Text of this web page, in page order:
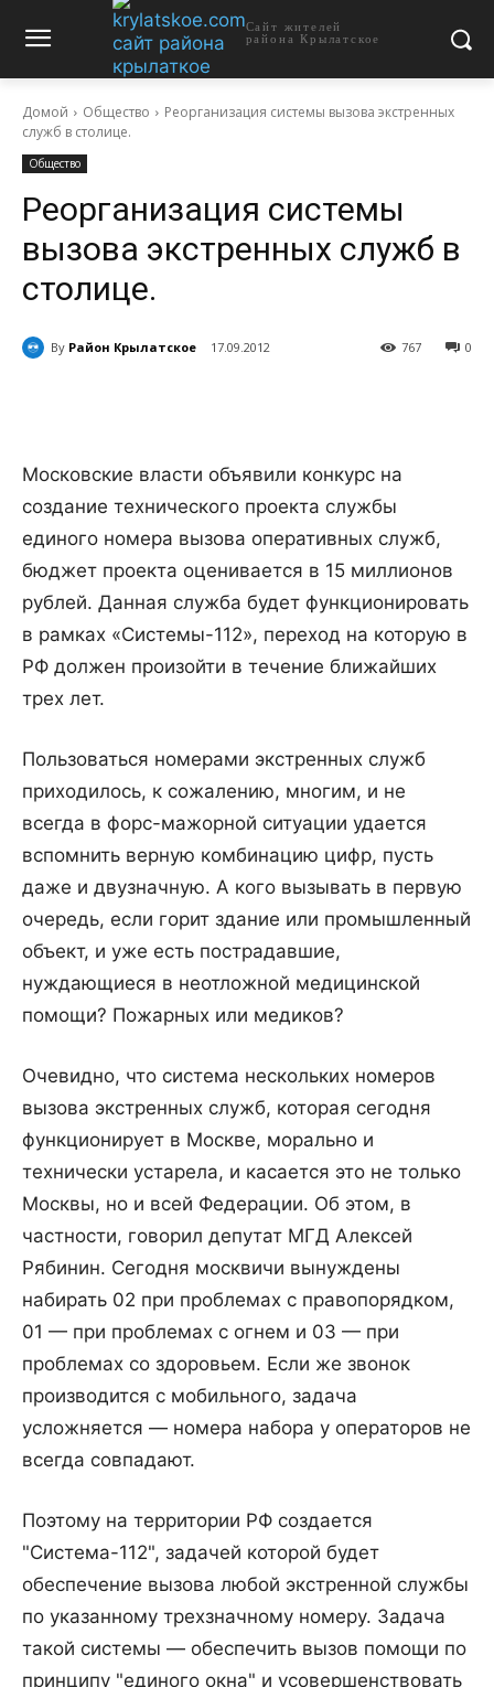
Сайт жителей
района Крылатское
Домой Общество
Реорганизация системы вызова экстренных
служб в столице.
Общество
Реорганизация системы
вызова экстренных служб в
столице.
By Район Крылатское 17.09.2012 0
767
Московские власти объявили конкурс на
создание технического проекта службы
единого номера вызова оперативных служб,
бюджет проекта оценивается в 15 миллионов
рублей. Данная служба будет функционировать
в рамках «Системы-112», переход на которую в
РФ должен произойти в течение ближайших
трех лет.
Пользоваться номерами экстренных служб
приходилось, к сожалению, многим, и не
всегда в форс-мажорной ситуации удается
вспомнить верную комбинацию цифр, пусть
даже и двузначную. А кого вызывать в первую
очередь, если горит здание или промышленный
объект, и уже есть пострадавшие,
нуждающиеся в неотложной медицинской
помощи? Пожарных или медиков?
Очевидно, что система нескольких номеров
вызова экстренных служб, которая сегодня
функционирует в Москве, морально и
технически устарела, и касается это не только
Москвы, но и всей Федерации. Об этом, в
частности, говорил депутат МГД Алексей
Рябинин. Сегодня москвичи вынуждены
набирать 02 при проблемах с правопорядком,
01 — при проблемах с огнем и 03 — при
проблемах со здоровьем. Если же звонок
производится с мобильного, задача
усложняется — номера набора у операторов не
всегда совпадают.
Поэтому на территории РФ создается
"Система-112", задачей которой будет
обеспечение вызова любой экстренной службы
по указанному трехзначному номеру. Задача
такой системы — обеспечить вызов помощи по
принципу "единого окна" и усовершенствовать